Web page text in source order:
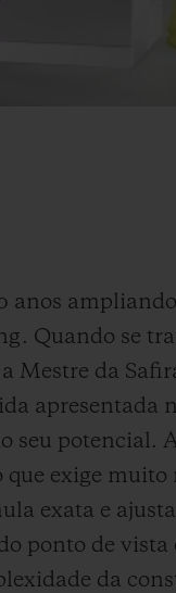
anos
Quando se
Mestre da
apresentada
seu potencial.
exige
exata e
ponto de
da